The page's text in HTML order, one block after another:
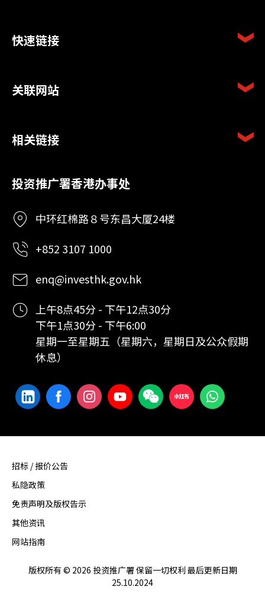
快速链接
关联网站
相关链接
投资推广署香港办事处
中环红棉路８号东昌大厦24楼
+852 3107 1000
enq@investhk.gov.hk
上午8点45分 - 下午12点30分
下午1点30分 - 下午6:00
星期一至星期五（星期六，星期日及公众假期
休息）
招标 / 报价公告
私隐政策
免责声明及版权告示
其他资讯
网站指南
版权所有 © 2026 投资推广署 保留一切权利 最后更新日期
25.10.2024